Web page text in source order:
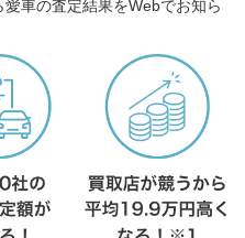
愛車の査定結果をWebでお知ら